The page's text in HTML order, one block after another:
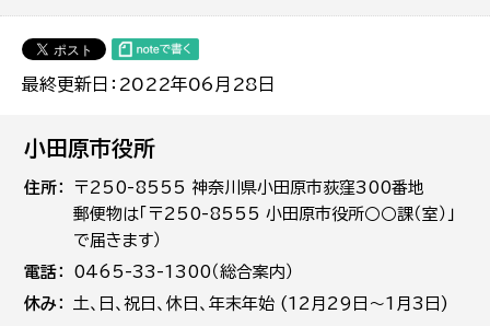
最終更新日：2022年06月28日
小田原市役所
住所
〒250-8555 神奈川県小田原市荻窪300番地
郵便物は「〒250-8555 小田原市役所○○課（室）」
で届きます）
電話
0465-33-1300（総合案内）
休み
土､日､祝日、休日、年末年始 (12月29日～1月3日)